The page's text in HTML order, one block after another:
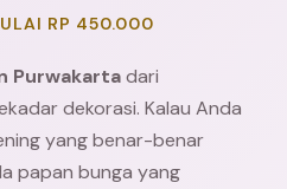
RP 450.000
Purwakartadari
dekorasi. Kalau Anda
yang benar-benar
papan bunga yang